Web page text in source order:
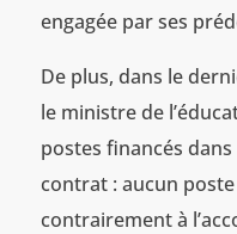
engagée par ses
De plus, dans le
le ministre de
postes financés
contrat : aucun
contrairement à